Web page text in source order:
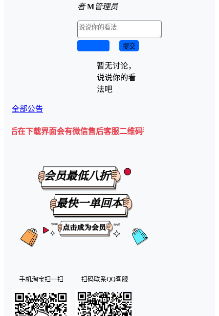
者 M管理员
提交
暂无讨论，
说说你的看
法吧
全部公告
面会有微信售后客服二维码💡
手机淘宝扫一扫 扫码联系QQ客服